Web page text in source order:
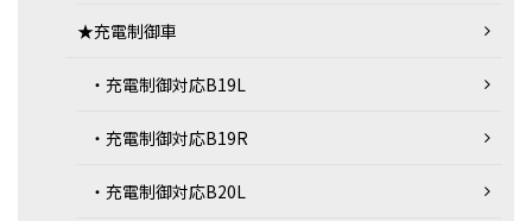
★充電制御車
・充電制御対応B19L
・充電制御対応B19R
・充電制御対応B20L